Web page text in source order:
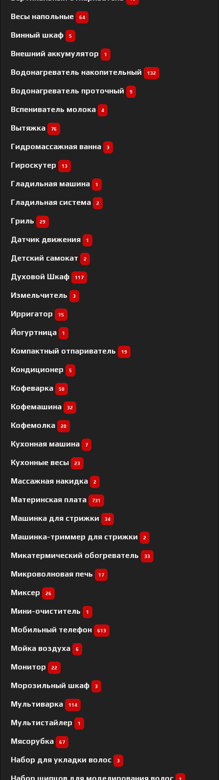
Весы напольные 64
Винный шкаф 5
Внешний аккумулятор 1
Водонагреватель накопительный 132
Водонагреватель проточный 9
Вспениватель молока 4
Вытяжка 76
Гидромассажная ванна 3
Гироскутер 13
Гладильная машина 1
Гладильная система 2
Гриль 29
Датчик движения 1
Детский самокат 2
Духовой Шкаф 117
Измельчитель 3
Ирригатор 15
Йогуртница 1
Компактный отпариватель 19
Кондиционер 5
Кофеварка 50
Кофемашина 32
Кофемолка 20
Кухонная машина 7
Кухонные весы 23
Массажная накидка 2
Материнская плата 731
Машинка для стрижки 34
Машинка-триммер для стрижки 2
Микатермический обогреватель 33
Микроволновая печь 17
Миксер 26
Мини-очиститель 1
Мобильный телефон 613
Мойка воздуха 6
Монитор 22
Морозильный шкаф 3
Мультиварка 114
Мультистайлер 1
Мясорубка 67
Набор для укладки волос 3